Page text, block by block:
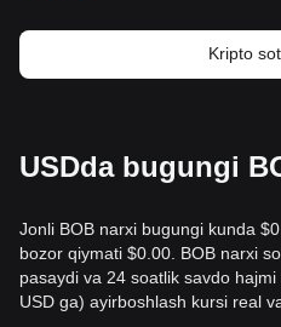
Kripto
USDda bugungi
Jonli BOB narxi bugungi kunda
bozor qiymati $0.00. BOB narxi
pasaydi va 24 soatlik savdo
USD ga) ayirboshlash kursi real